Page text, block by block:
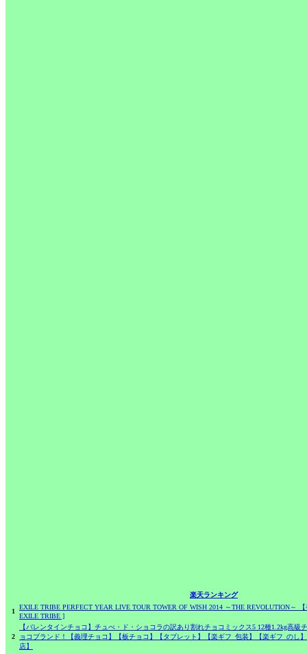
楽天ランキング
1
EXILE TRIBE PERFECT YEAR LIVE TOUR TOWER OF WISH 2014 ～THE REVOLUTION～
EXILE TRIBE ]
2
【バレンタインチョコ】チュべ・ド・ショコラの訳あり割れチョコミックス5 12種1.2kg高級
ョコブランド！【義理チョコ】【板チョコ】【タブレット】【楽ギフ_包装】【楽ギフ_のし
店】